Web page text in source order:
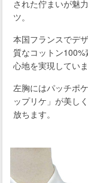
された佇まいが魅
ツ。
本国フランスでデ
質なコットン
心地を実現していま
左胸にはパッチポ
ップリケ」が美し
放ちます。